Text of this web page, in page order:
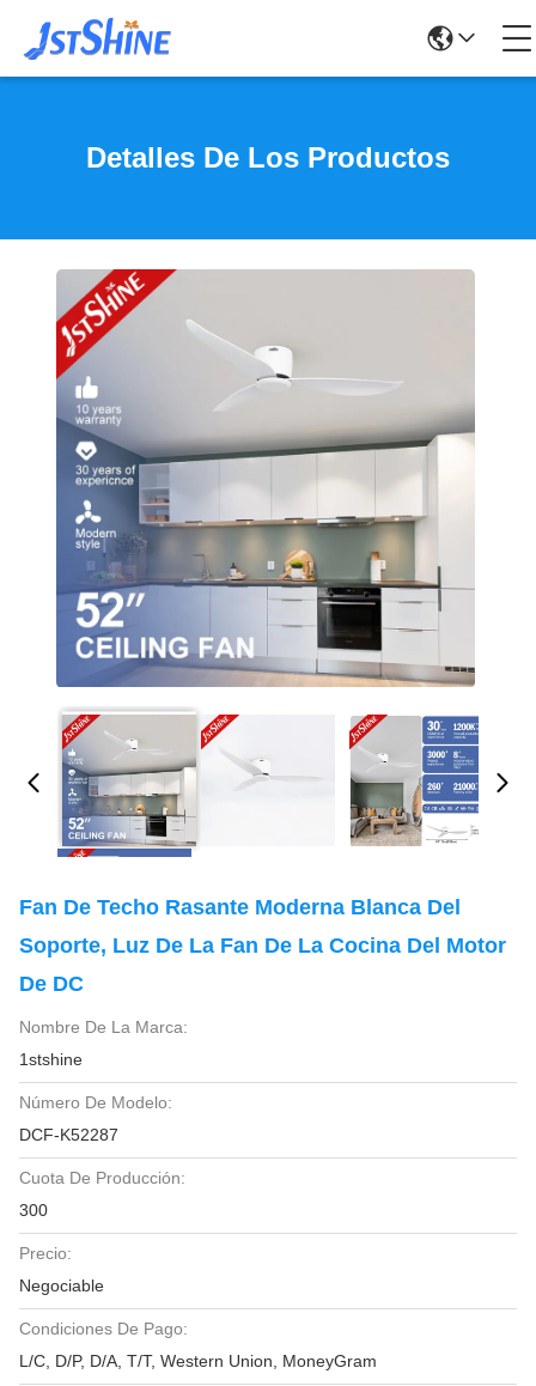
Detalles De Los Productos
Fan De Techo Rasante Moderna Blanca Del
Soporte, Luz De La Fan De La Cocina Del Motor
De DC
Nombre De La Marca:
1stshine
Número De Modelo:
DCF-K52287
Cuota De Producción:
300
Precio:
Negociable
Condiciones De Pago:
L/C, D/P, D/A, T/T, Western Union, MoneyGram